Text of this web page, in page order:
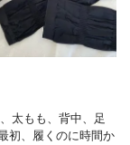
太もも、背中、足
初、履くのに時間か